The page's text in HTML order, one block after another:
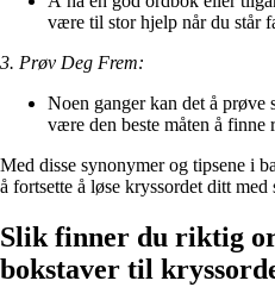
være til stor hjelp når du står
3. Prøv Deg Frem:
Noen ganger kan det å prøve
være den beste måten å finne
Med disse synonymer og tipsene i
å fortsette å løse kryssordet ditt
Slik finner du riktig
bokstaver til